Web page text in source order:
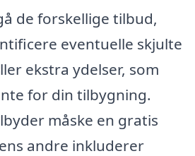
de forskellige tilbud,
eventuelle skjulte
ekstra ydelser, som
for din tilbygning.
måske en gratis
andre inkluderer